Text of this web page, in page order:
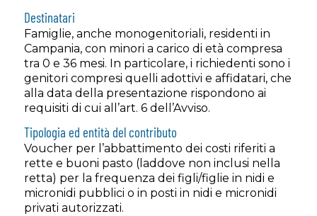
Destinatari
Famiglie, anche monogenitoriali, residenti in
Campania, con minori a carico di età compresa
tra 0 e 36 mesi. In particolare, i richiedenti sono i
genitori compresi quelli adottivi e affidatari, che
alla data della presentazione rispondono ai
requisiti di cui all’art. 6 dell’Avviso.
Tipologia ed entità del contributo
Voucher per l’abbattimento dei costi riferiti a
rette e buoni pasto (laddove non inclusi nella
retta) per la frequenza dei figli/figlie in nidi e
micronidi pubblici o in posti in nidi e micronidi
privati autorizzati.